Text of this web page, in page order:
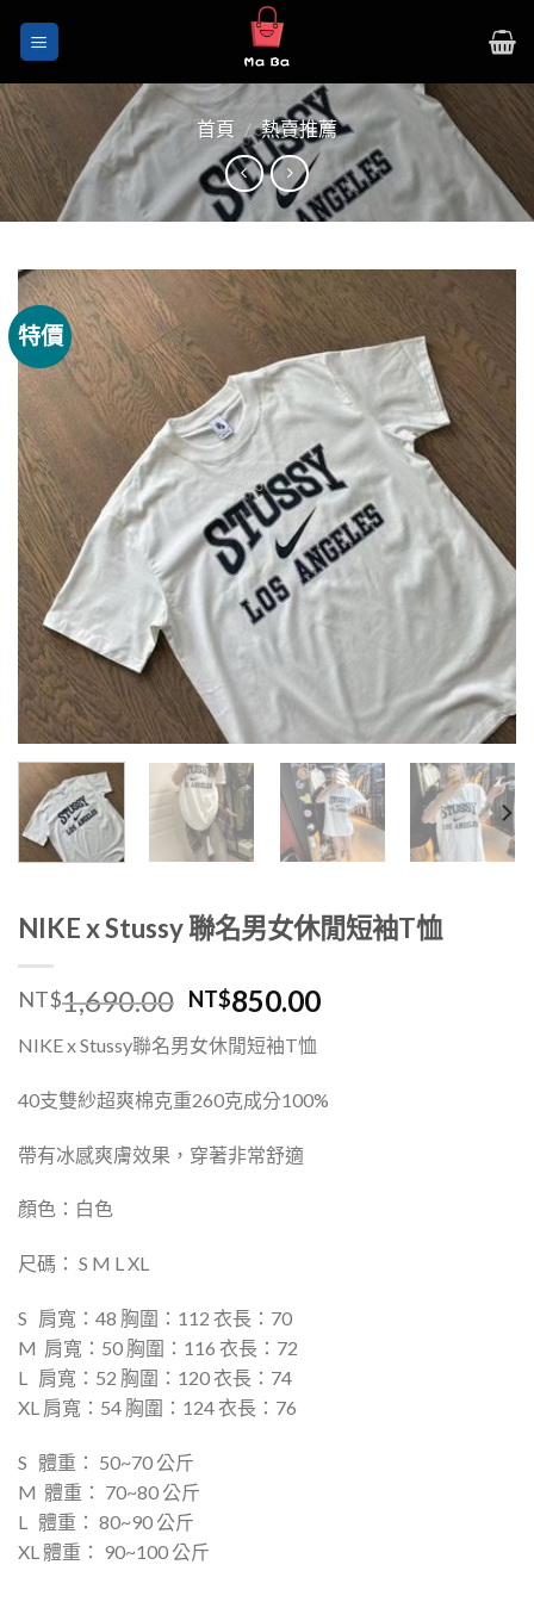
首頁 / 熱賣推薦
特價
NIKE x Stussy 聯名男女休閒短袖T恤
NT$1,690.00 NT$850.00
NIKE x Stussy聯名男女休閒短袖T恤
40支雙紗超爽棉克重260克成分100%
帶有冰感爽膚效果，穿著非常舒適
顏色：白色
尺碼： S M L XL
S 肩寬：48 胸圍：112 衣長：70
M 肩寬：50 胸圍：116 衣長：72
L 肩寬：52 胸圍：120 衣長：74
XL 肩寬：54 胸圍：124 衣長：76
S 體重： 50~70 公斤
M 體重： 70~80 公斤
L 體重： 80~90 公斤
XL 體重： 90~100 公斤